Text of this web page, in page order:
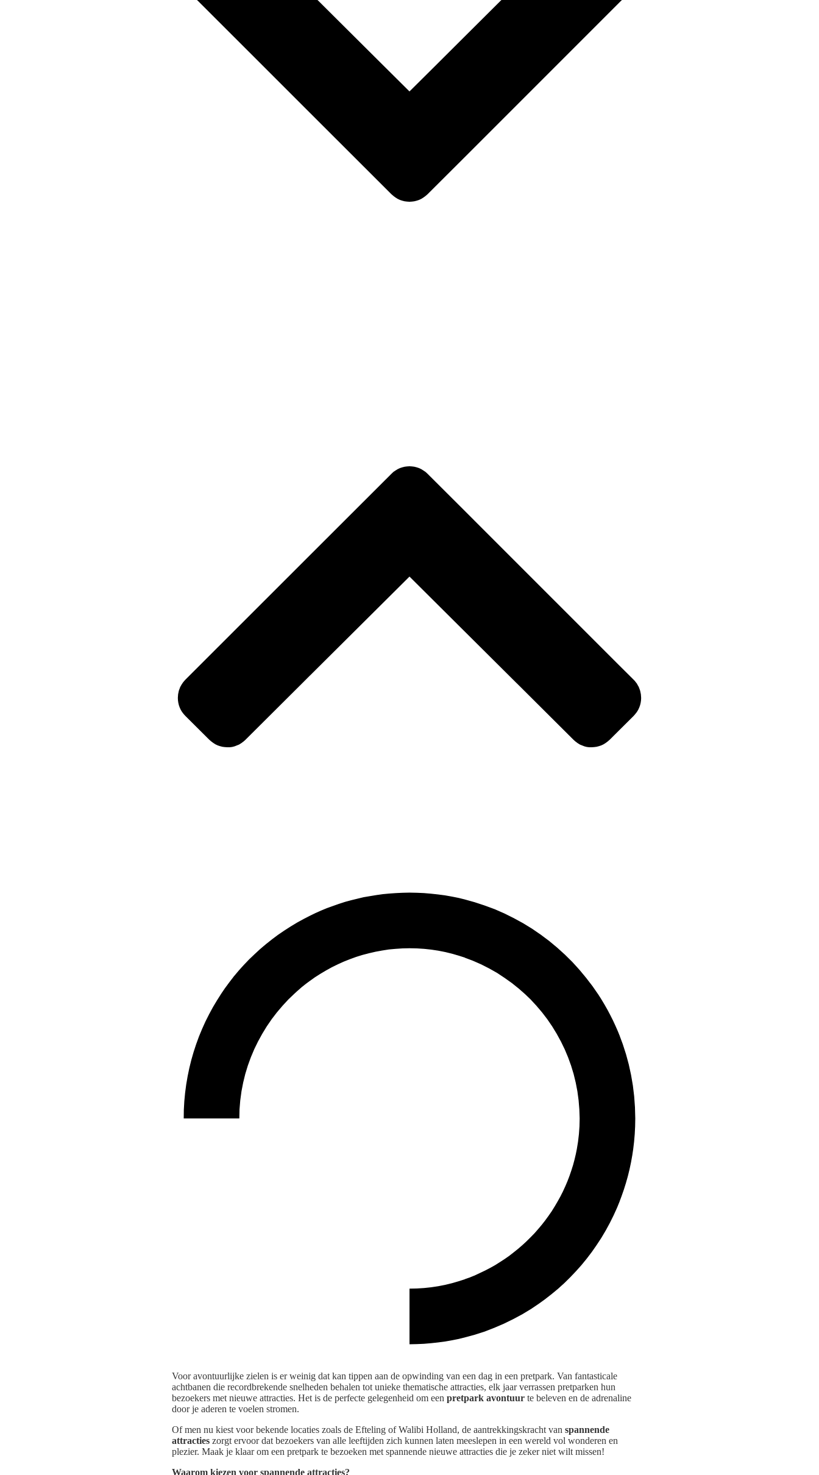
Voor avontuurlijke zielen is er weinig dat kan tippen aan de opwinding van een dag in een pretpark. Van fantasticale
achtbanen die recordbrekende snelheden behalen tot unieke thematische attracties, elk jaar verrassen pretparken hun
bezoekers met nieuwe attracties. Het is de perfecte gelegenheid om een pretpark avontuur te beleven en de adrenaline
door je aderen te voelen stromen.
Of men nu kiest voor bekende locaties zoals de Efteling of Walibi Holland, de aantrekkingskracht van spannende
attracties zorgt ervoor dat bezoekers van alle leeftijden zich kunnen laten meeslepen in een wereld vol wonderen en
plezier. Maak je klaar om een pretpark te bezoeken met spannende nieuwe attracties die je zeker niet wilt missen!
Waarom kiezen voor spannende attracties?